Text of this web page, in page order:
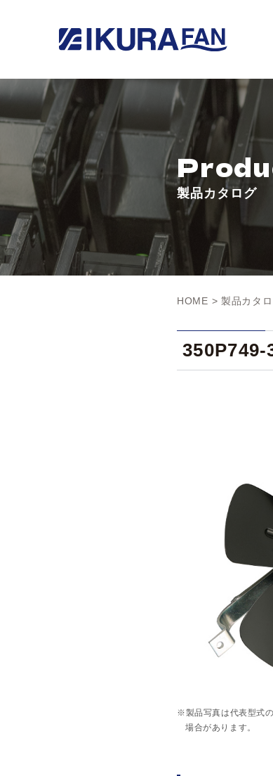
製品カタログ
HOME > 製品カタ
350P749-
※製品写真は代表型式
場合があります。